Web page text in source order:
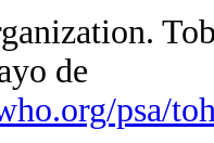
de
psa/